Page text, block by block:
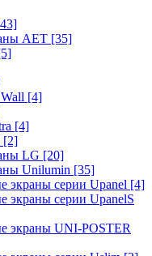
AET [35]
[4]
[4]
[2]
LG [20]
Unilumin [35]
экраны серии Upanel [4]
экраны серии UpanelS
экраны UNI-POSTER